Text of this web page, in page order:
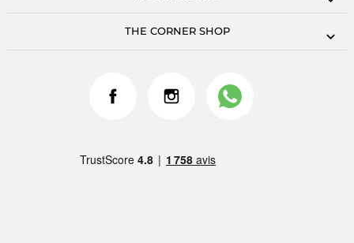
THE CORNER SHOP